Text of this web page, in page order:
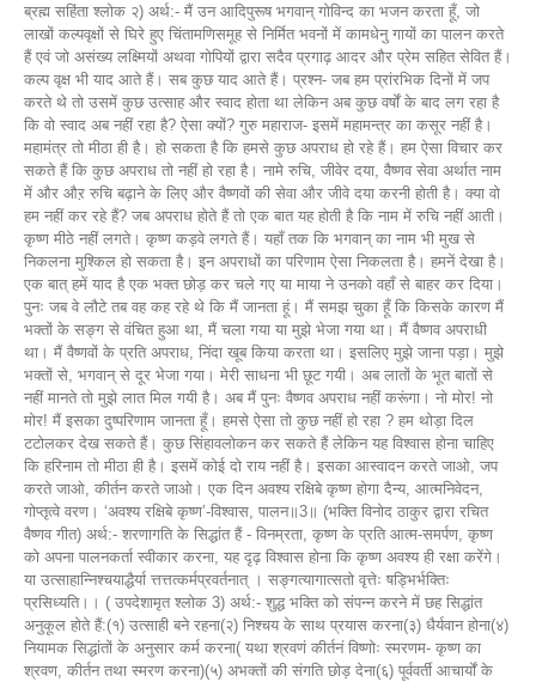
ब्रह्म सहिंता श्लोक २) अर्थ:- मैं उन आदिपुरूष भगवान्‌ गोविन्द का भजन करता हूँ, जो
लाखों कल्पवृक्षों से घिरे हुए चिंतामणिसमूह से निर्मित भवनों में कामधेनु गायों का पालन करते
हैं एवं जो असंख्य लक्ष्मियों अथवा गोपियों द्वारा सदैव प्रगाढ़ आदर और प्रेम सहित सेवित हैं।
कल्प वृक्ष भी याद आते हैं। सब कुछ याद आते हैं। प्रश्न- जब हम प्रांरभिक दिनों में जप
करते थे तो उसमें कुछ उत्साह और स्वाद होता था लेकिन अब कुछ वर्षों के बाद लग रहा है
कि वो स्वाद अब नहीं रहा है? ऐसा क्यों? गुरु महाराज- इसमें महामन्त्र का कसूर नहीं है।
महामंत्र तो मीठा ही है। हो सकता है कि हमसे कुछ अपराध हो रहे हैं। हम ऐसा विचार कर
सकते हैं कि कुछ अपराध तो नहीं हो रहा है। नामे रुचि, जीवेर दया, वैष्णव सेवा अर्थात नाम
में और औऱ रुचि बढ़ाने के लिए और वैष्णवों की सेवा और जीवे दया करनी होती है। क्या वो
हम नहीं कर रहे हैं? जब अपराध होते हैं तो एक बात यह होती है कि नाम में रुचि नहीं आती।
कृष्ण मीठे नहीं लगते। कृष्ण कड़वे लगते हैं। यहाँ तक कि भगवान् का नाम भी मुख से
निकलना मुश्किल हो सकता है। इन अपराधों का परिणाम ऐसा निकलता है। हमनें देखा है।
एक बात् हमें याद है एक भक्त छोड़ कर चले गए या माया ने उनको वहाँ से बाहर कर दिया।
पुनः जब वे लौटे तब वह कह रहे थे कि मैं जानता हूं। मैं समझ चुका हूँ कि किसके कारण मैं
भक्तों के सङ्ग से वंचित हुआ था, मैं चला गया या मुझे भेजा गया था। मैं वैष्णव अपराधी
था। मैं वैष्णवों के प्रति अपराध, निंदा खूब किया करता था। इसलिए मुझे जाना पड़ा। मुझे
भक्तों से, भगवान् से दूर भेजा गया। मेरी साधना भी छूट गयी। अब लातों के भूत बातों से
नहीं मानते तो मुझे लात मिल गयी है। अब मैं पुनः वैष्णव अपराध नहीं करूंगा। नो मोर! नो
मोर! मैं इसका दुष्परिणाम जानता हूँ। हमसे ऐसा तो कुछ नहीं हो रहा ? हम थोड़ा दिल
टटोलकर देख सकते हैं। कुछ सिंहावलोकन कर सकते हैं लेकिन यह विश्वास होना चाहिए
कि हरिनाम तो मीठा ही है। इसमें कोई दो राय नहीं है। इसका आस्वादन करते जाओ, जप
करते जाओ, कीर्तन करते जाओ। एक दिन अवश्य रक्षिबे कृष्ण होगा दैन्य, आत्मनिवेदन,
गोप्तृत्वे वरण। ‘अवश्य रक्षिबे कृष्ण’-विश्वास, पालन॥3॥ (भक्ति विनोद ठाकुर द्वारा रचित
वैष्णव गीत) अर्थ:- शरणागति के सिद्धांत हैं - विनम्रता, कृष्ण के प्रति आत्म-समर्पण, कृष्ण
को अपना पालनकर्ता स्वीकार करना, यह दृढ़ विश्वास होना कि कृष्ण अवश्य ही रक्षा करेंगे।
या उत्साहान्निश्चयाद्धैर्या त्तत्तत्कर्मप्रवर्तनात् । सङ्गत्यागात्सतो वृत्तेः षड्भिर्भक्तिः
प्रसिध्यति।। ( उपदेशामृत श्लोक 3) अर्थ:- शुद्ध भक्ति को संपन्न करने में छह सिद्धांत
अनुकूल होते हैं:(१) उत्साही बने रहना(२) निश्चय के साथ प्रयास करना(३) धैर्यवान होना(४)
नियामक सिद्धांतों के अनुसार कर्म करना( यथा श्रवणं कीर्तनं विष्णोः स्मरणम- कृष्ण का
श्रवण, कीर्तन तथा स्मरण करना)(५) अभक्तों की संगति छोड़ देना(६) पूर्ववर्ती आचार्यों के